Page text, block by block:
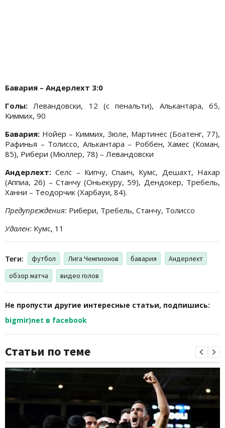
Бавария – Андерлехт 3:0
Голы: Левандовски, 12 (с пенальти), Алькантара, 65,
Киммих, 90
Бавария: Нойер – Киммих, Зюле, Мартинес (Боатенг, 77),
Рафинья – Толиссо, Алькантара – Роббен, Хамес (Коман,
85), Рибери (Мюллер, 78) – Левандовски
Андерлехт: Селс – Кипчу, Спаич, Кумс, Дешахт, Нахар
(Аппиа, 26) – Станчу (Оньекуру, 59), Дендокер, Требель,
Ханни – Теодорчик (Харбауи, 84).
Предупреждения: Рибери, Требель, Станчу, Толиссо
Удален: Кумс, 11
Теги: футбол Лига Чемпионов бавария
Андерлехт
обзор матча
видео голов
Не пропусти другие интересные статьи, подпишись:
bigmir)net в facebook
Статьи по теме